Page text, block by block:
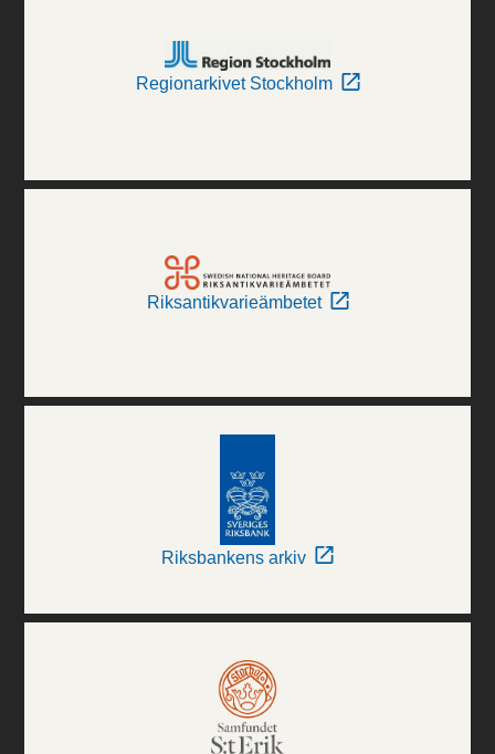
Regionarkivet Stockholm
Riksantikvarieämbetet
Riksbankens arkiv